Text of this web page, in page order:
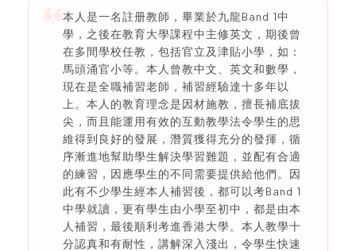
本人是一名註册教師，畢業於九龍Band 1中
學，之後在教育大學課程中主修英文，期後曾
在多間學校任教，包括官立及津貼小學，如：
馬頭涌官小等。本人曾教中文、英文和數學，
現在是全職補習老師，補習經驗達十多年以
上。本人的教育理念是因材施教，擅長補底拔
尖，而且能運用有效的互動教學法令學生的思
維得到良好的發展，潛質獲得充分的發揮，循
序漸進地幫助學生解決學習難題，並配有合適
的練習，因應學生的不同需要提供給他們。因
此有不少學生經本人補習後，都可以考Band 1
中學就讀，更有學生由小學至初中，都是由本
人補習，最後順利考進香港大學。本人教學十
分認真和有耐性，講解深入淺出，令學生快速